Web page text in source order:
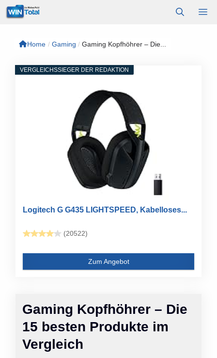
Zum
Inhalt
Home / Gaming / Gaming Kopfhöhrer – Die...
Gaming Kopfhöhrer – Die
15 besten Produkte im
Vergleich
VERGLEICHSSIEGER DER REDAKTION
Logitech G G435 LIGHTSPEED, Kabelloses...
(20522)
Zum Angebot